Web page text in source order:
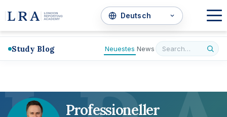
Study Blog Neuestes News
Professioneller